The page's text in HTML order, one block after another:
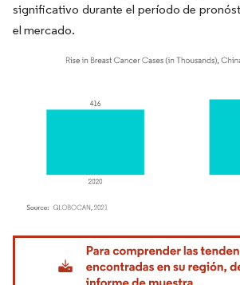
significativo durante el período de
el mercado.
Imagen © Mordor Intelligence. El uso requiere